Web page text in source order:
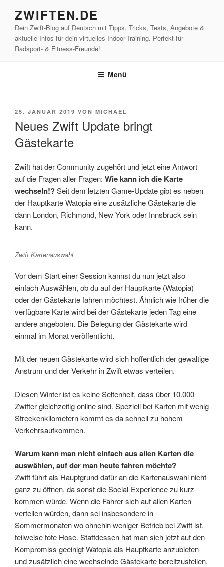
Inhalt
springen
ZWIFTEN.DE
Dein Zwift-Blog auf Deutsch mit Tipps, Tricks, Tests, Angebote &
aktuelle Infos für dein virtuelles Indoor-Training. Perfekt für
Radsport- & Fitness-Freunde!
Menü
VERÖFFENTLICHT
25. JANUAR 2019 VON MICHAEL
Neues Zwift Update bringt
Gästekarte
Zwift hat der Community zugehört und jetzt eine Antwort
auf die Fragen aller Fragen: Wie kann ich die Karte
wechseln!?Seit dem letzten Game-Update gibt es neben
der Hauptkarte Watopia eine zusätzliche Gästekarte die
dann London, Richmond, New York oder Innsbruck sein
kann.
Zwift Kartenauswahl
Vor dem Start einer Session kannst du nun jetzt also
einfach Auswählen, ob du auf der Hauptkarte (Watopia)
oder der Gästekarte fahren möchtest. Ähnlich wie früher die
verfügbare Karte wird bei der Gästekarte jeden Tag eine
andere angeboten. Die Belegung der Gästekarte wird
einmal im Monat veröffentlicht.
Mit der neuen Gästekarte wird sich hoffentlich der gewaltige
Anstrum und der Verkehr in Zwift etwas verteilen.
Diesen Winter ist es keine Seltenheit, dass über 10.000
Zwifter gleichzeitig online sind. Speziell bei Karten mit wenig
Streckenkilometern kommt es da schnell zu hohem
Verkehrsaufkommen.
Warum kann man nicht einfach aus allen Karten die
auswählen, auf der man heute fahren möchte?
Zwift führt als Hauptgrund dafür an die Kartenauswahl nicht
ganz zu öffnen, da sonst die Social-Experience zu kurz
kommen würde. Wenn die Fahrer sich auf allen Karten
verteilen würden, dann sei insbesondere in
Sommermonaten wo ohnehin weniger Betrieb bei Zwift ist,
teilweise tote Hose. Stattdessen hat man sich jetzt auf den
Kompromiss geeinigt Watopia als Hauptkarte anzubieten
und zusätzlich eine wechselnde Gästekarte bereitzustellen.